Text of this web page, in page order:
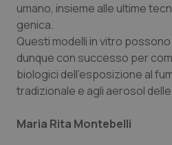
Valle D’Aosta
Veneto
Oncodermatologia
Oncoematologia
Oncologia & Nutrizione
Psoriasi & pelle
umano, insieme alle ultime
genica.
Questi modelli in vitro
dunque con successo per
biologici dell’esposizione al
tradizionale e agli aerosol
Maria Rita Montebelli